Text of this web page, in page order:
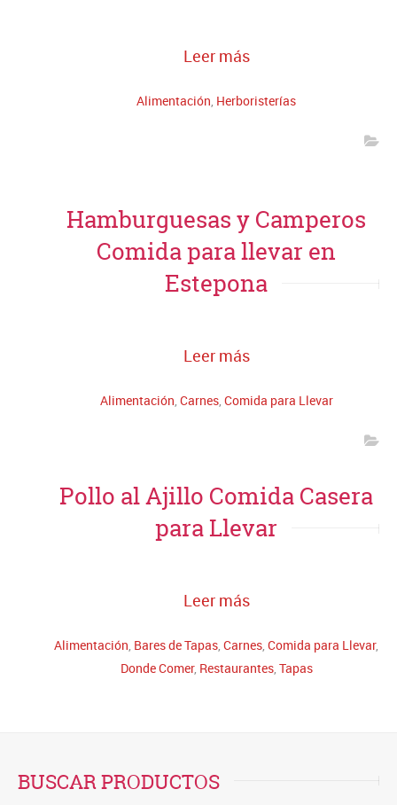
Leer más
Alimentación, Herboristerías
Hamburguesas y Camperos
Comida para llevar en
Estepona
Leer más
Alimentación, Carnes, Comida para Llevar
Pollo al Ajillo Comida Casera
para Llevar
Leer más
Alimentación, Bares de Tapas, Carnes, Comida para Llevar,
Donde Comer, Restaurantes, Tapas
BUSCAR PRODUCTOS